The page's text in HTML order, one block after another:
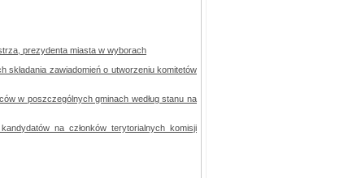
prezydenta miasta w wyborach
składania zawiadomień o utworzeniu komitetów
w poszczególnych gminach według stanu na
na członków terytorialnych komisji